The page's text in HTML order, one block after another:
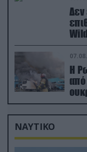
Δεν
Η
από
ΝΑΥΤΙΚΟ